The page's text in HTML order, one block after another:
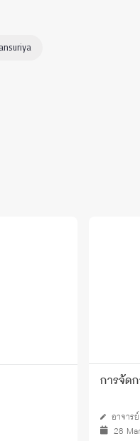
การจัด
อาจาร
28